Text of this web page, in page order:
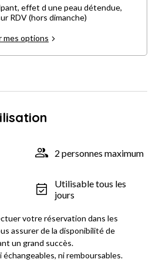
effet d une peau détendue,
RDV (hors dimanche)
mes options
2 personnes maximum
Utilisable tous les
jours
votre réservation dans les
assurer de la disponibilité de
un grand succès.
ni remboursables.